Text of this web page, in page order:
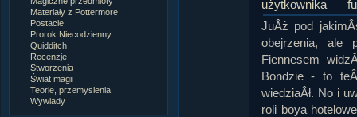
Materiały z Pottermore
Postacie
Prorok Niecodzienny
Quidditch
Recenzje
Stworzenia
Świat magii
Teorie, przemyslenia
Wywiady
JuÂż pod
obejrzenia, ale
Fiennesem
Bondzie - to
wiedziaÂł. No i
roli boya